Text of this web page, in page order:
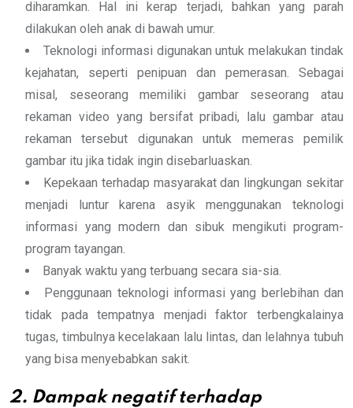
diharamkan. Hal ini kerap terjadi, bahkan yang parah
dilakukan oleh anak di bawah umur.
Teknologi informasi digunakan untuk melakukan tindak
kejahatan, seperti penipuan dan pemerasan. Sebagai
misal, seseorang memiliki gambar seseorang atau
rekaman video yang bersifat pribadi, lalu gambar atau
rekaman tersebut digunakan untuk memeras pemilik
gambar itu jika tidak ingin disebarluaskan.
Kepekaan terhadap masyarakat dan lingkungan sekitar
menjadi luntur karena asyik menggunakan teknologi
informasi yang modern dan sibuk mengikuti program-
program tayangan.
Banyak waktu yang terbuang secara sia-sia.
Penggunaan teknologi informasi yang berlebihan dan
tidak pada tempatnya menjadi faktor terbengkalainya
tugas, timbulnya kecelakaan lalu lintas, dan lelahnya tubuh
yang bisa menyebabkan sakit.
2. Dampak negatif terhadap